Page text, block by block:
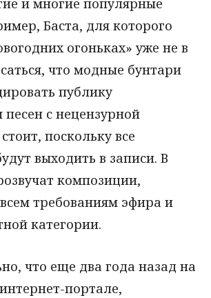
и многие популярные
Баста, для которого
огоньках» уже не в
что модные бунтари
публику
с нецензурной
поскольку все
выходить в записи. В
композиции,
требованиям эфира и
категории.
что еще два года назад на
портале,